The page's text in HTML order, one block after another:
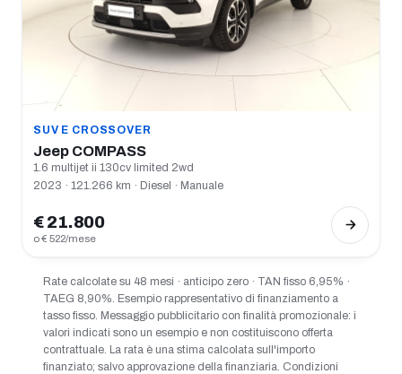
SUV E CROSSOVER
Jeep COMPASS
1.6 multijet ii 130cv limited 2wd
2023 · 121.266 km · Diesel · Manuale
€ 21.800
o € 522/mese
Rate calcolate su 48 mesi · anticipo zero · TAN fisso 6,95% ·
TAEG 8,90%. Esempio rappresentativo di finanziamento a
tasso fisso. Messaggio pubblicitario con finalità promozionale: i
valori indicati sono un esempio e non costituiscono offerta
contrattuale. La rata è una stima calcolata sull'importo
finanziato; salvo approvazione della finanziaria. Condizioni